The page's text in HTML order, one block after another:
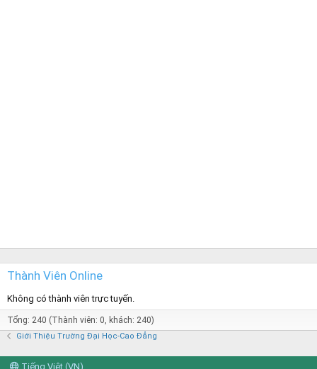
Thành Viên Online
Không có thành viên trực tuyến.
Tổng: 240 (Thành viên: 0, khách: 240)
Giới Thiệu Trường Đại Học-Cao Đẳng
Tiếng Việt (VN)